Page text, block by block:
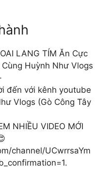
LANG TÍM Ăn Cực
Huỳnh Như Vlogs
đến với kênh youtube
Vlogs (Gò Công Tây
NHIỀU VIDEO MỚI
channel/UCwrrsaYm